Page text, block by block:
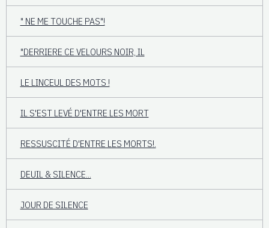
" NE ME TOUCHE PAS"!
"DERRIERE CE VELOURS NOIR, IL
LE LINCEUL DES MOTS !
IL S'EST LEVÉ D'ENTRE LES MORT
RESSUSCITÉ D'ENTRE LES MORTS!.
DEUIL & SILENCE...
JOUR DE SILENCE